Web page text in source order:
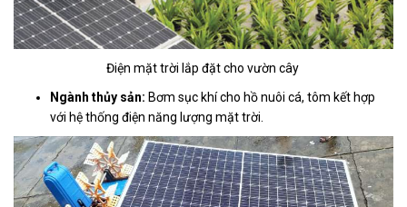
Điện mặt trời lắp đặt cho vườn cây
Ngành thủy sản: Bơm sục khí cho hồ nuôi cá, tôm kết hợp
với hệ thống điện năng lượng mặt trời.